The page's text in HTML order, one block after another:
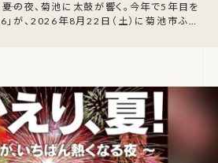
夏の夜、菊池に太鼓が響く。今年で5年目を
」が、2026年8月22日（土）に菊池市ふる